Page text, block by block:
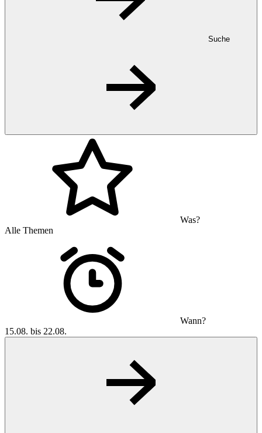
Suche
Was?
Alle Themen
Wann?
15.08. bis 22.08.